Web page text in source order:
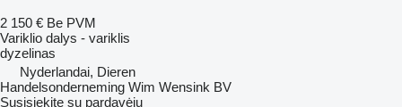
2 150 € Be PVM
Variklio dalys - variklis
dyzelinas
Nyderlandai, Dieren
Handelsonderneming Wim Wensink BV
Susisiekite su pardavėju